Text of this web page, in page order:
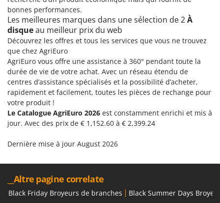
Fendeuses à bois
Filets pour la Récolte des olives
Filtres pour vin et huile
Floconneuses
Fouloirs - Égrappoirs
Fourches pour tracteur
Fours d'extérieur - intérieur pour pizza et cuisine
Fours électriques
Fraises à neige
Friteuses sans huile
G
Générateurs d'air chaud
Godets à terre basculants pour tracteur
Cresco
Cruccolini
CTEK
D
Dal Degan
DCG
Deca
DeWalt
Di Martino
Dominion
Dreame
bonnes performances.
Les meilleures marques dans une sélection de 2À
disqueau meilleur prix du web
Découvrez les offres et tous les services que vous ne trouvez
que chez AgriEuro
AgriEuro vous offre une assistance à 360° pendant toute la
durée de vie de votre achat. Avec un réseau étendu de
centres d’assistance spécialisés et la possibilité d’acheter,
rapidement et facilement, toutes les pièces de rechange pour
votre produit !
Le Catalogue AgriEuro 2026 est constamment enrichi et mis à
jour. Avec des prix de € 1,152.60 à € 2,399.24
Dernière mise à jour August 2026
__Altre pagine correlate
Black Friday Broyeurs de branches Black Summer Days